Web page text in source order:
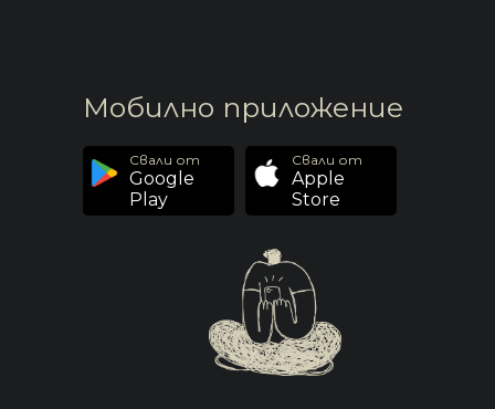
Мобилно приложение
Свали от
Google
Play
Свали от
Apple
Store